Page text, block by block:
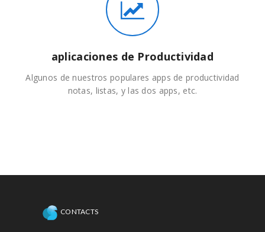
aplicaciones de Productividad
Algunos de nuestros populares apps de productividad
notas, listas, y las dos apps, etc.
CONTACTS